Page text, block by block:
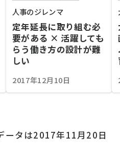
人事のジレンマ
定年延長に取り組む必
要がある × 活躍しても
らう働き方の設計が難
しい
2017年12月10日
ータは2017年11月20日